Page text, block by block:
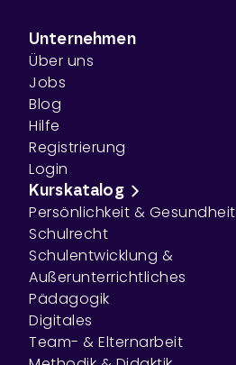
Unternehmen
Über uns
Jobs
Blog
Hilfe
Registrierung
Login
Kurskatalog
Persönlichkeit & Gesundheit
Schulrecht
Schulentwicklung &
Außerunterrichtliches
Pädagogik
Digitales
Team- & Elternarbeit